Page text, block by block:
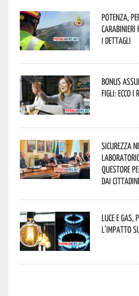
Potenza,
Carabinieri
I dettagli
Bonus
figli: ecco i
Sicurezza
Questore
dai
Luce e
l’impatto